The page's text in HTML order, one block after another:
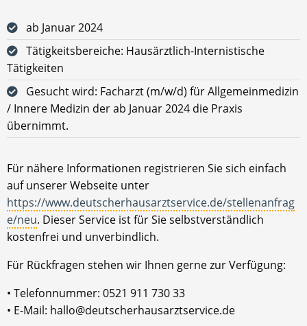
ab Januar 2024
Tätigkeitsbereiche: Hausärztlich-Internistische
Tätigkeiten
Gesucht wird: Facharzt (m/w/d) für Allgemeinmedizin
/ Innere Medizin der ab Januar 2024 die Praxis
übernimmt.
Für nähere Informationen registrieren Sie sich einfach
auf unserer Webseite unter
https://www.deutscherhausarztservice.de/stellenanfrag
e/neu. Dieser Service ist für Sie selbstverständlich
kostenfrei und unverbindlich.
Für Rückfragen stehen wir Ihnen gerne zur Verfügung:
• Telefonnummer: 0521 911 730 33
• E-Mail: hallo@deutscherhausarztservice.de